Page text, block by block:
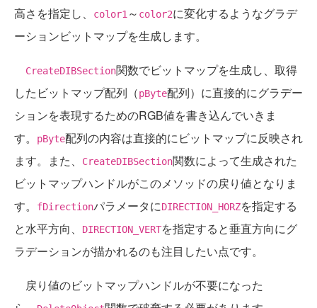
高さを指定し、
color1 ～ color2に変化するようなグラデ
ーションビットマップを生成します。
CreateDIBSection関数でビットマップを生成し、取得
したビットマップ配列（pByte配列）に直接的にグラデー
ションを表現するためのRGB値を書き込んでいきま
す。
pByte配列の内容は直接的にビットマップに反映され
ます。また、
CreateDIBSection関数によって生成された
ビットマップハンドルがこのメソッドの戻り値となりま
す。
fDirectionパラメータにDIRECTION_HORZを指定する
と水平方向、
DIRECTION_VERTを指定すると垂直方向にグ
ラデーションが描かれるのも注目したい点です。
戻り値のビットマップハンドルが不要になった